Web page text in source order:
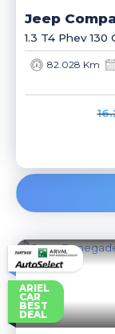
Jeep
1.3 T4 Phev
82.028 Km
ARIEL
CAR
BEST
DEAL